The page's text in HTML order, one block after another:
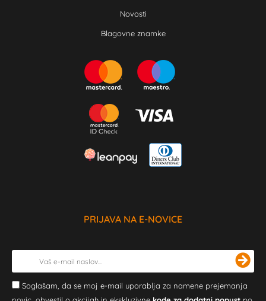
Novosti
Blagovne znamke
PRIJAVA NA E-NOVICE
Soglašam, da se moj e-mail uporablja za namene prejemanja